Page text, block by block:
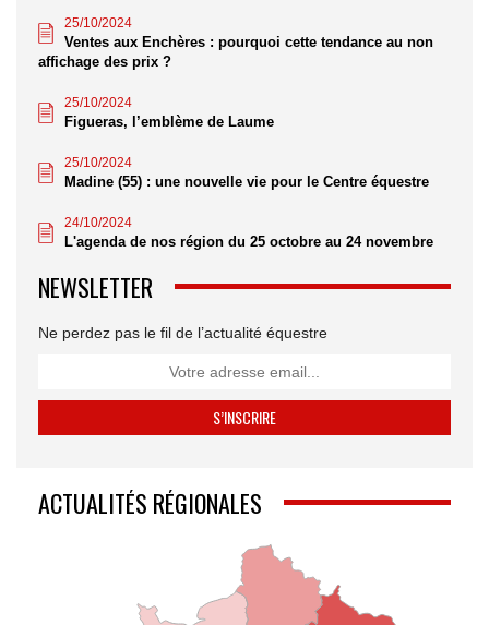
25/10/2024
Ventes aux Enchères : pourquoi cette tendance au non
affichage des prix ?
25/10/2024
Figueras, l’emblème de Laume
25/10/2024
Madine (55) : une nouvelle vie pour le Centre équestre
24/10/2024
L'agenda de nos région du 25 octobre au 24 novembre
NEWSLETTER
Ne perdez pas le fil de l’actualité équestre
ACTUALITÉS RÉGIONALES